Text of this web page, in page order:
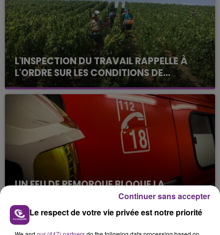
L'INSPECTION DU TRAVAIL RAPPELLE À
L'ORDRE SUR LES CONDITIONS DE...
Alors que les dates de début des vendange 2026
s'est avéré être plus précoce que prévu,
l'inspection du Travail en profite pour rappeler
les conditions de...
UN FEU DE REMORQUE BLOQUE LA
CIRCULATION DANS LES ARDENNES
Un feu de remorque s'est déclaré ce mercredi en
fin de matinée sur l'A34.
Le respect de votre vie privée est notre priorité
Continuer sans accepter